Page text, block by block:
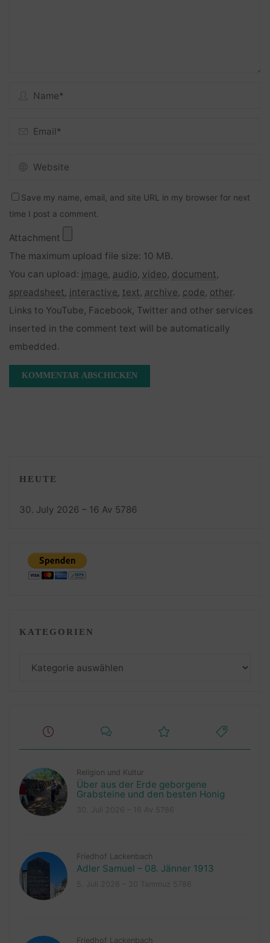
Save my name, email, and site URL in my browser for next
time I post a comment.
Attachment
The maximum upload file size: 10 MB.
You can upload: image, audio, video, document,
spreadsheet, interactive, text, archive, code, other.
Links to YouTube, Facebook, Twitter and other services
inserted in the comment text will be automatically
embedded.
HEUTE
30. July 2026 – 16 Av 5786
KATEGORIEN
Religion und Kultur
Über aus der Erde geborgene
Grabsteine und den besten Honig
Friedhof Lackenbach
Adler Samuel – 08. Jänner 1913
Friedhof Lackenbach